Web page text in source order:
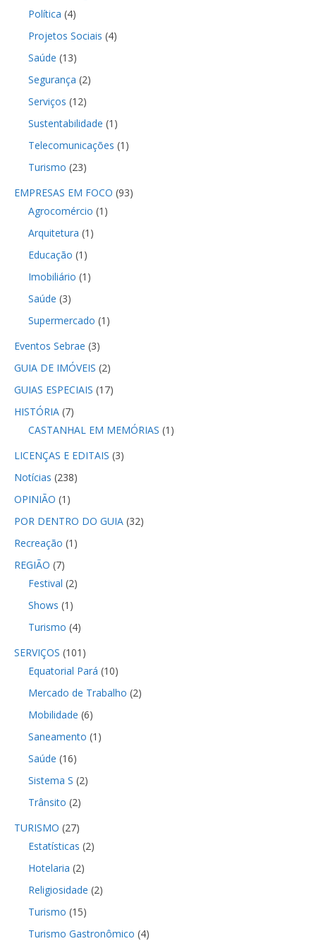
Política (4)
Projetos Sociais (4)
Saúde (13)
Segurança (2)
Serviços (12)
Sustentabilidade (1)
Telecomunicações (1)
Turismo (23)
EMPRESAS EM FOCO (93)
Agrocomércio (1)
Arquitetura (1)
Educação (1)
Imobiliário (1)
Saúde (3)
Supermercado (1)
Eventos Sebrae (3)
GUIA DE IMÓVEIS (2)
GUIAS ESPECIAIS (17)
HISTÓRIA(7)
CASTANHAL EM MEMÓRIAS (1)
LICENÇAS E EDITAIS (3)
Notícias (238)
OPINIÃO (1)
POR DENTRO DO GUIA(32)
Recreação (1)
REGIÃO (7)
Festival (2)
Shows (1)
Turismo (4)
SERVIÇOS (101)
Equatorial Pará (10)
Mercado de Trabalho (2)
Mobilidade (6)
Saneamento (1)
Saúde (16)
Sistema S (2)
Trânsito (2)
TURISMO (27)
Estatísticas (2)
Hotelaria (2)
Religiosidade (2)
Turismo (15)
Turismo Gastronômico (4)